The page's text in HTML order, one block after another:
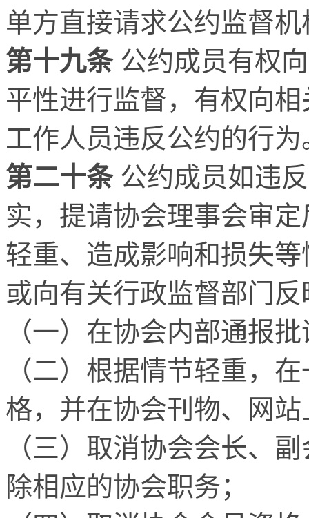
单方直接请求公约监督
第十九条公约成员有权
平性进行监督，有权向
工作人员违反公约的行为
第二十条公约成员如违
实，提请协会理事会审
轻重、造成影响和损失
或向有关行政监督部门反
（一）在协会内部通报
（二）根据情节轻重，
格，并在协会刊物、网
（三）取消协会会长、
除相应的协会职务；